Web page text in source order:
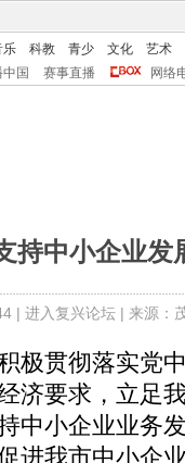
乐 科教 青少 文化
艺术
国 赛事直播 网络
持中小企业发
| 进入复兴论坛| 来源：
贯彻落实党
济要求，立足
中小企业业务
进我市中小企